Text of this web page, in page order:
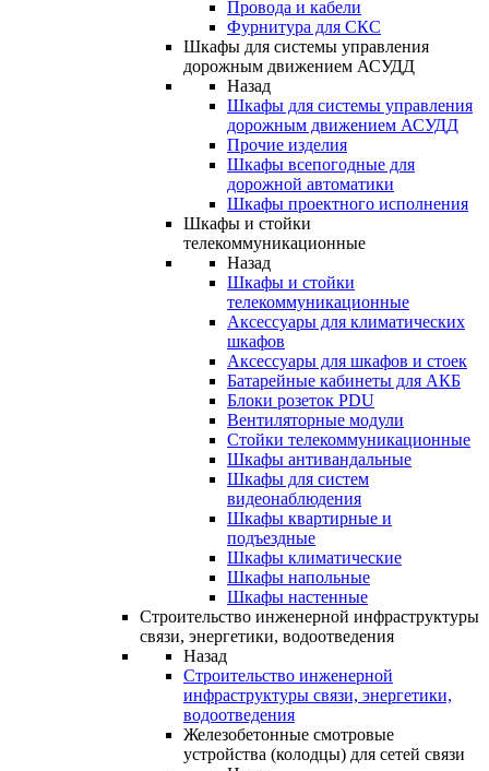
Провода и кабели
Фурнитура для СКС
Шкафы для системы управления
дорожным движением АСУДД
Назад
Шкафы для системы управления
дорожным движением АСУДД
Прочие изделия
Шкафы всепогодные для
дорожной автоматики
Шкафы проектного исполнения
Шкафы и стойки
телекоммуникационные
Назад
Шкафы и стойки
телекоммуникационные
Аксессуары для климатических
шкафов
Аксессуары для шкафов и стоек
Батарейные кабинеты для АКБ
Блоки розеток PDU
Вентиляторные модули
Стойки телекоммуникационные
Шкафы антивандальные
Шкафы для систем
видеонаблюдения
Шкафы квартирные и
подъездные
Шкафы климатические
Шкафы напольные
Шкафы настенные
Строительство инженерной инфраструктуры
связи, энергетики, водоотведения
Назад
Строительство инженерной
инфраструктуры связи, энергетики,
водоотведения
Железобетонные смотровые
устройства (колодцы) для сетей связи